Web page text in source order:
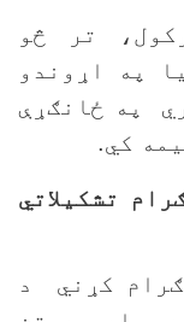
تر څو
په اړوندو
په ځانګړې
کي.
تشکيلاتي
کړني د